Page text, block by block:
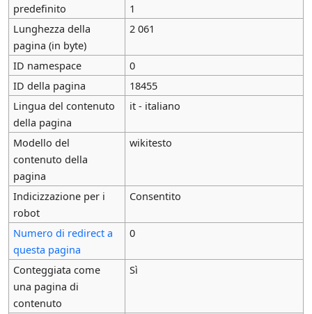
predefinito
1
Lunghezza della
pagina (in byte)
2 061
ID namespace
0
ID della pagina
18455
Lingua del contenuto
della pagina
it - italiano
Modello del
contenuto della
pagina
wikitesto
Indicizzazione per i
robot
Consentito
Numero di redirect a
questa pagina
0
Conteggiata come
una pagina di
contenuto
Sì